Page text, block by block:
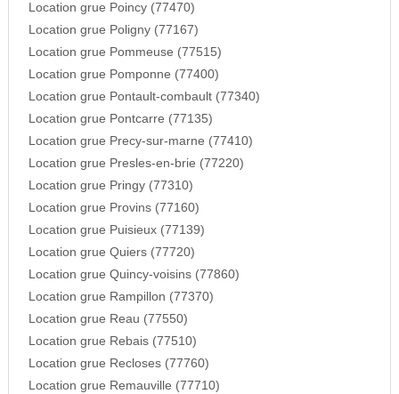
Location grue Poincy (77470)
Location grue Poligny (77167)
Location grue Pommeuse (77515)
Location grue Pomponne (77400)
Location grue Pontault-combault (77340)
Location grue Pontcarre (77135)
Location grue Precy-sur-marne (77410)
Location grue Presles-en-brie (77220)
Location grue Pringy (77310)
Location grue Provins (77160)
Location grue Puisieux (77139)
Location grue Quiers (77720)
Location grue Quincy-voisins (77860)
Location grue Rampillon (77370)
Location grue Reau (77550)
Location grue Rebais (77510)
Location grue Recloses (77760)
Location grue Remauville (77710)